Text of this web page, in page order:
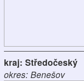
kraj: Středočeský
okres: Benešov